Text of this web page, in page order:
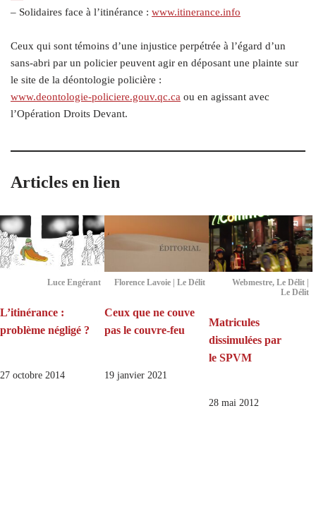
– Solidaires face à l’itinérance : www​.itinerance​.info
Ceux qui sont témoins d’une injustice perpétrée à l’égard d’un
sans-abri par un policier peuvent agir en déposant une plainte sur
le site de la déontologie policière :
www​.deontologie​-policiere​.gouv​.qc​.ca ou en agissant avec
l’Opération Droits Devant.
Articles en lien
Luce Engérant
L’itinérance :
problème négligé ?
27 octobre 2014
Florence Lavoie | Le Délit
Ceux que ne couve
pas le couvre-feu
19 janvier 2021
Webmestre, Le Délit |
Le Délit
Matricules
dissimulées par
le SPVM
28 mai 2012